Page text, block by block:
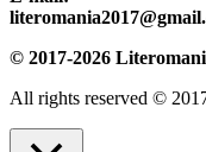
© 2017-2026
All rights reserved ©